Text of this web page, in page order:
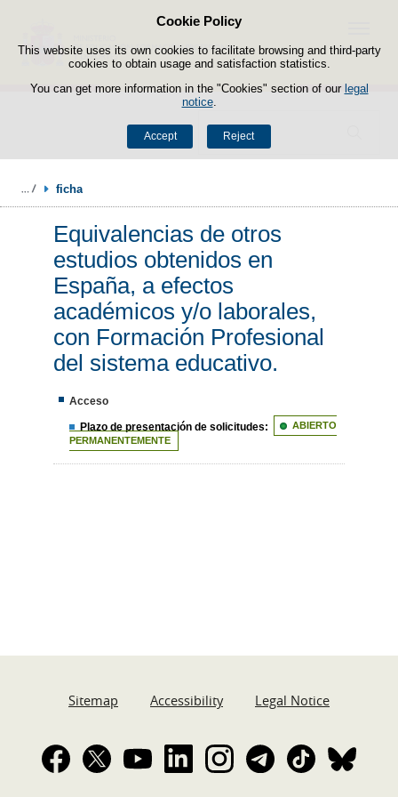
Cookie Policy
This website uses its own cookies to facilitate browsing and third-party
cookies to obtain usage and satisfaction statistics.
You can get more information in the "Cookies" section of our legal
notice.
Accept Reject
Skip to content
Search
Menu
ficha
Equivalencias de otros
estudios obtenidos en
España, a efectos
académicos y/o laborales,
con Formación Profesional
del sistema educativo.
Acceso
Plazo de presentación de solicitudes:
ABIERTO
PERMANENTEMENTE
Sitemap Accessibility Legal Notice